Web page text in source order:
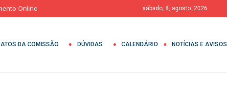
Online sábado, 8, agosto ,2026
ATOS DA COMISSÃO DÚVIDAS CALENDÁRIO NOTÍCIAS E AVISOS